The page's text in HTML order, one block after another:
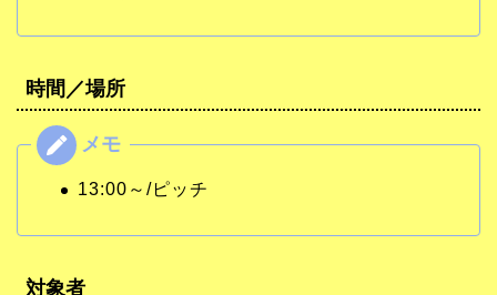
時間／場所
13:00～/ピッチ
対象者